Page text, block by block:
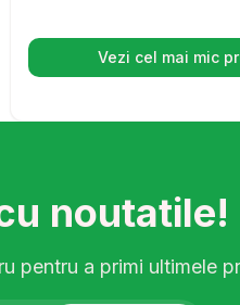
digestie usoara si o blana
Vezi cel mai mic
(se
noutatile!
pentru a primi ultimele